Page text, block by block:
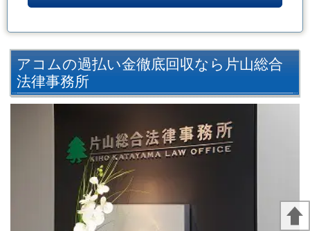
アコムの過払い金徹底回収なら片山総合
法律事務所